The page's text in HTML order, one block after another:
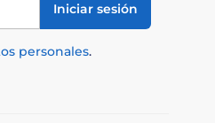
Iniciar sesión
personales.